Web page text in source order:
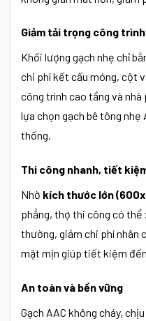
Giảm tải trọng công trình
Khối lượng gạch nhẹ chỉ
chi phí kết cấu móng, cột
công trình cao tầng và
lựa chọn gạch bê tông nhẹ
thống.
Thi công nhanh, tiết
Nhờ kích thước lớn
phẳng, thợ thi công có thể
thường, giảm chi phí nhân
mặt mịn giúp tiết kiệm
An toàn và bền vững
Gạch AAC không cháy,